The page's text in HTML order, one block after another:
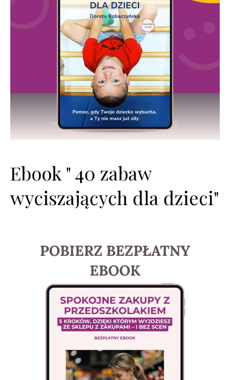
Ebook " 40 zabaw
wyciszających dla dzieci"